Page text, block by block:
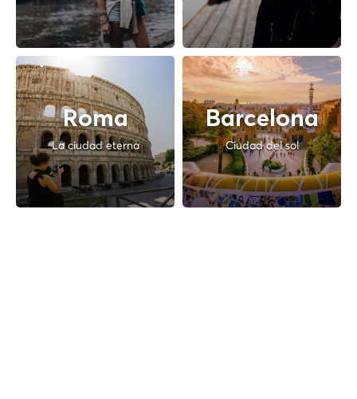
Roma
La ciudad eterna
Barcelona
Ciudad del sol